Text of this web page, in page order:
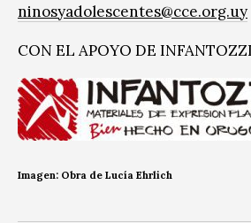
ninosyadolescentes@cce.org.uy
CON EL APOYO DE
Imagen: Obra de Lucía Ehrlich